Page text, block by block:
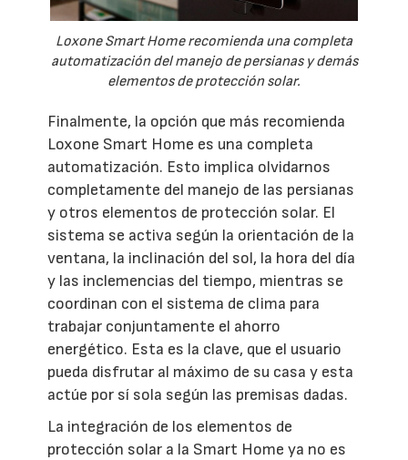
Loxone Smart Home recomienda una completa
automatización del manejo de persianas y demás
elementos de protección solar.
Finalmente, la opción que más recomienda
Loxone Smart Home es una completa
automatización. Esto implica olvidarnos
completamente del manejo de las persianas
y otros elementos de protección solar. El
sistema se activa según la orientación de la
ventana, la inclinación del sol, la hora del día
y las inclemencias del tiempo, mientras se
coordinan con el sistema de clima para
trabajar conjuntamente el ahorro
energético. Esta es la clave, que el usuario
pueda disfrutar al máximo de su casa y esta
actúe por sí sola según las premisas dadas.
La integración de los elementos de
protección solar a la Smart Home ya no es